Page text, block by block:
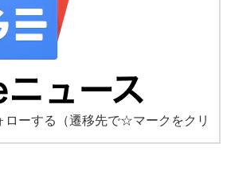
ローする
（遷移先で☆マークをクリ